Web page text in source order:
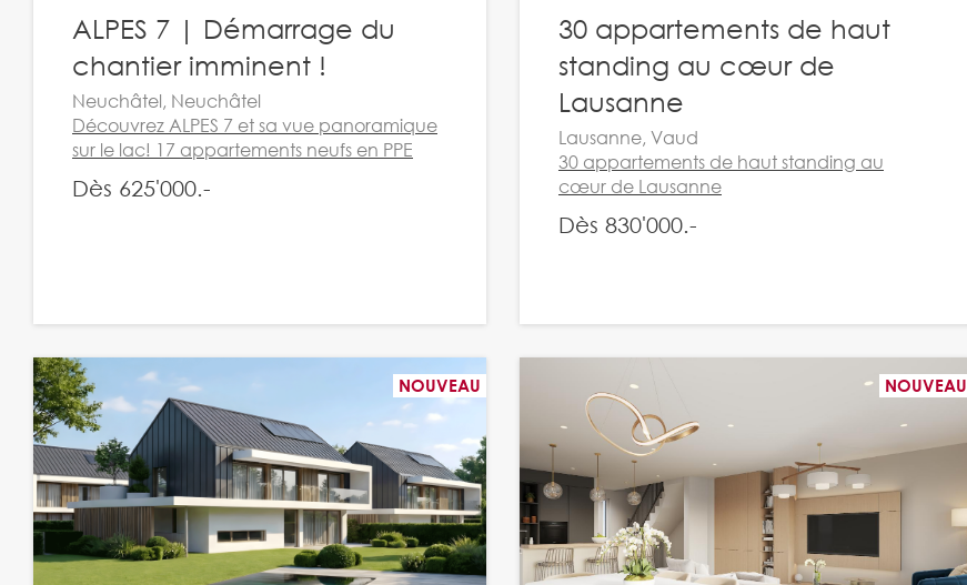
ALPES 7 | Démarrage du
chantier imminent !
Neuchâtel, Neuchâtel
Découvrez ALPES 7 et sa vue panoramique
sur le lac! 17 appartements neufs en PPE
Dès 625'000.-
30 appartements de haut
standing au cœur de
Lausanne
Lausanne, Vaud
30 appartements de haut standing au
cœur de Lausanne
Dès 830'000.-
NOUVEAU NOUVEAU